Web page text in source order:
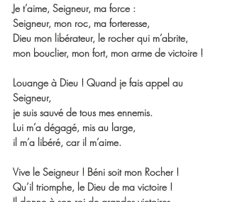
Je t’aime, Seigneur, ma force :
Seigneur, mon roc, ma forteresse,
Dieu mon libérateur, le rocher qui m’abrite,
mon bouclier, mon fort, mon arme de victoire !
Louange à Dieu ! Quand je fais appel au
Seigneur,
je suis sauvé de tous mes ennemis.
Lui m’a dégagé, mis au large,
il m’a libéré, car il m’aime.
Vive le Seigneur ! Béni soit mon Rocher !
Qu’il triomphe, le Dieu de ma victoire !